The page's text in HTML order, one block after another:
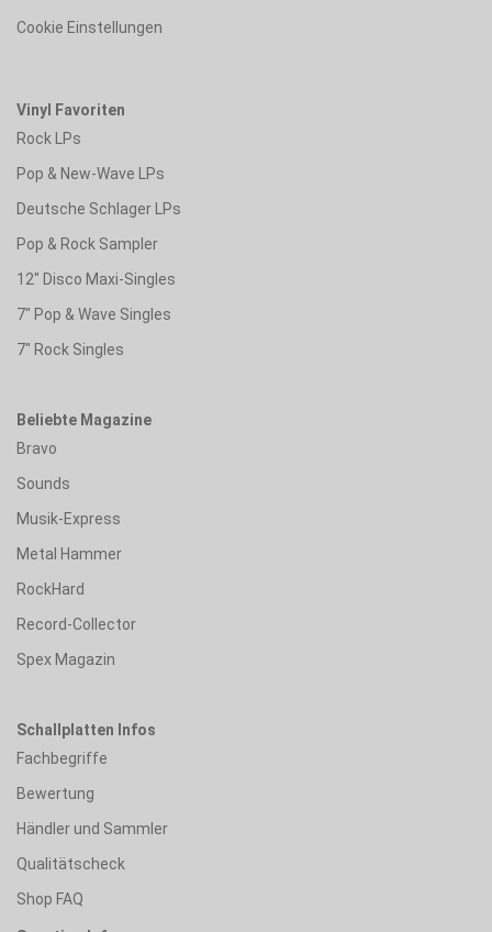
Cookie Einstellungen
Vinyl Favoriten
Rock LPs
Pop & New-Wave LPs
Deutsche Schlager LPs
Pop & Rock Sampler
12" Disco Maxi-Singles
7" Pop & Wave Singles
7" Rock Singles
Beliebte Magazine
Bravo
Sounds
Musik-Express
Metal Hammer
RockHard
Record-Collector
Spex Magazin
Schallplatten Infos
Fachbegriffe
Bewertung
Händler und Sammler
Qualitätscheck
Shop FAQ